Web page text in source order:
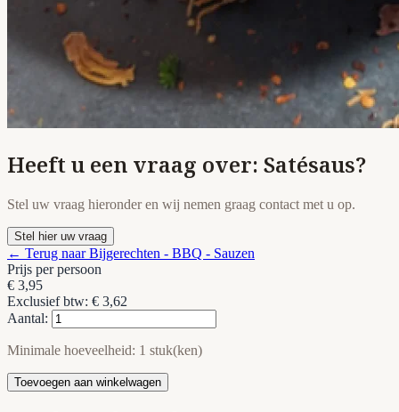
Heeft u een vraag over: Satésaus?
Stel uw vraag hieronder en wij nemen graag contact met u op.
Stel hier uw vraag
← Terug naar Bijgerechten - BBQ - Sauzen
Prijs per persoon
€ 3,95
Exclusief btw: € 3,62
Aantal:
Minimale hoeveelheid: 1 stuk(ken)
Toevoegen aan winkelwagen